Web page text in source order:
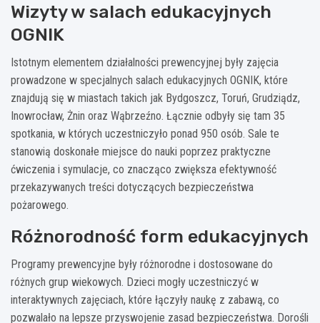
Wizyty w salach edukacyjnych
OGNIK
Istotnym elementem działalności prewencyjnej były zajęcia
prowadzone w specjalnych salach edukacyjnych OGNIK, które
znajdują się w miastach takich jak Bydgoszcz, Toruń, Grudziądz,
Inowrocław, Żnin oraz Wąbrzeźno. Łącznie odbyły się tam 35
spotkania, w których uczestniczyło ponad 950 osób. Sale te
stanowią doskonałe miejsce do nauki poprzez praktyczne
ćwiczenia i symulacje, co znacząco zwiększa efektywność
przekazywanych treści dotyczących bezpieczeństwa
pożarowego.
Różnorodność form edukacyjnych
Programy prewencyjne były różnorodne i dostosowane do
różnych grup wiekowych. Dzieci mogły uczestniczyć w
interaktywnych zajęciach, które łączyły naukę z zabawą, co
pozwalało na lepsze przyswojenie zasad bezpieczeństwa. Dorośli